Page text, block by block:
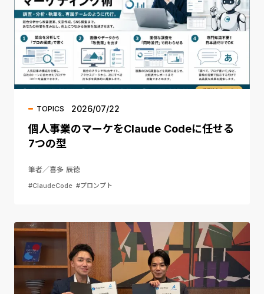
TOPICS 2026/07/22
個人事業のマーケをClaude Codeに任せる
7つの型
筆者／喜多 辰徳
#ClaudeCode #プロンプト